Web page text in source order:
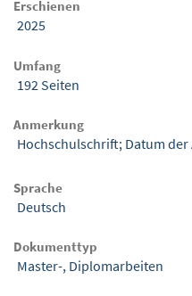
Erschienen
2025
Umfang
192 Seiten
Anmerkung
Hochschulschrift; Datum der
Sprache
Deutsch
Dokumenttyp
Master-, Diplomarbeiten